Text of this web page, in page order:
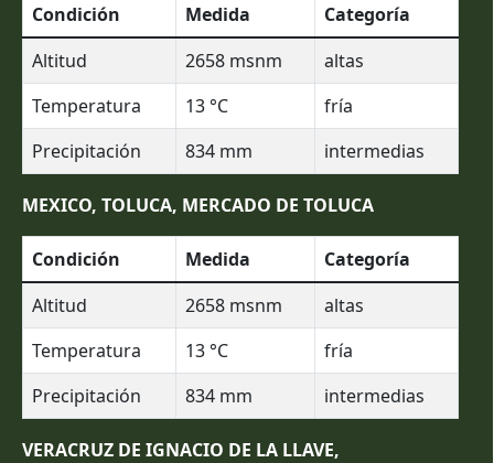
Condición Medida
Categoría
Altitud
2658 msnm
altas
Temperatura
13 °C
fría
Precipitación
834 mm intermedias
MEXICO, TOLUCA, MERCADO DE TOLUCA
Condición Medida
Categoría
Altitud
2658 msnm
altas
Temperatura
13 °C
fría
Precipitación
834 mm intermedias
VERACRUZ DE IGNACIO DE LA LLAVE,